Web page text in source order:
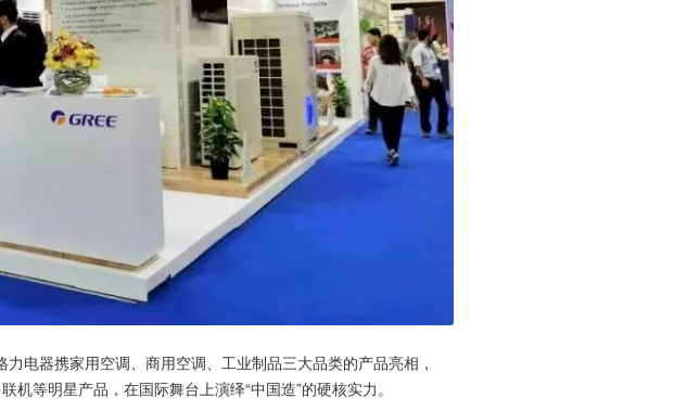
电器携家用空调、商用空调、工业制品三大品类的产品亮相，
机等明星产品，在国际舞台上演绎“中国造”的硬核实力。